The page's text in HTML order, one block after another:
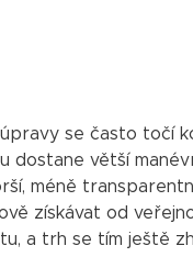
se často točí
dostane větší
méně
získávat od
a trh se tím ještě